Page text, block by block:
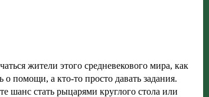
жители этого средневекового мира, как
помощи, а кто-то просто давать задания.
шанс стать рыцарями круглого стола или